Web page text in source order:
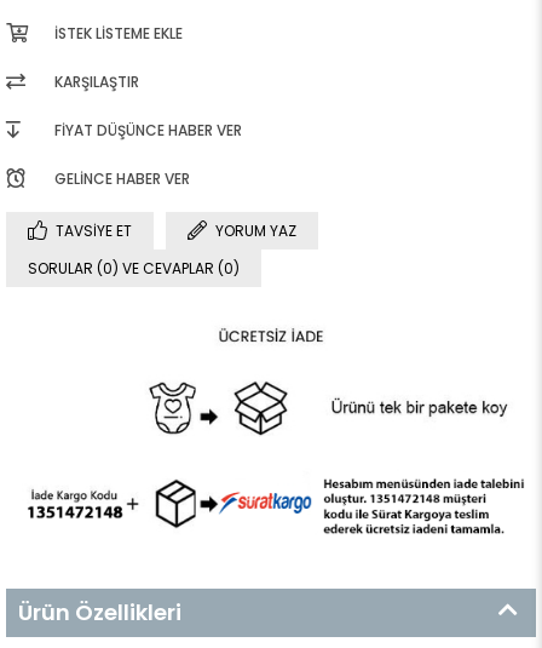
İSTEK LISTEME EKLE
KARŞILAŞTIR
FIYAT DÜŞÜNCE HABER VER
GELINCE HABER VER
TAVSIYE ET
YORUM YAZ
SORULAR (0) VE CEVAPLAR (0)
Ürün Özellikleri